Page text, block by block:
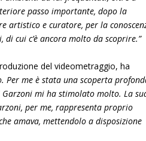
passo importante, dopo la
artistico e curatore, per la
cui c’è ancora molto da scoprire.”
del videometraggio, ha
Per me è stata una scoperta
mi ha stimolato molto. La
per me, rappresenta proprio
amava, mettendolo a disposizione